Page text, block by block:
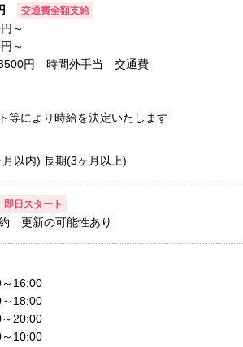
交通費全額支給
～
～
円 時間外手当 交通費
等により時給を決定いたします
以内) 長期(3ヶ月以上)
即日スタート
更新の可能性あり
16:00
18:00
20:00
10:00